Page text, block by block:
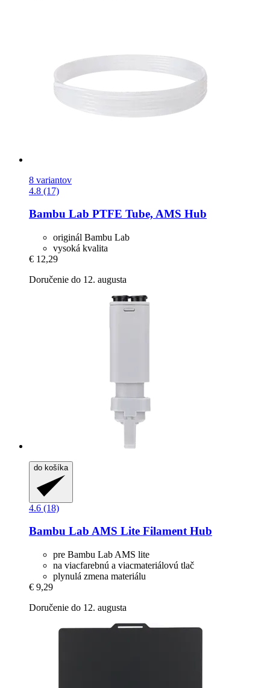
8 variantov
4.8 (17)
Bambu Lab PTFE Tube, AMS Hub
originál Bambu Lab
vysoká kvalita
€ 12,29
Doručenie do 12. augusta
do košíka
4.6 (18)
Bambu Lab AMS Lite Filament Hub
pre Bambu Lab AMS lite
na viacfarebnú a viacmateriálovú tlač
plynulá zmena materiálu
€ 9,29
Doručenie do 12. augusta